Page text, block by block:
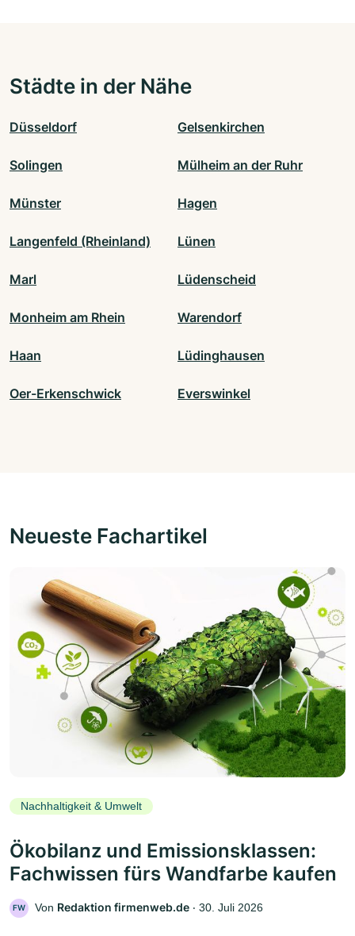
Städte in der Nähe
Düsseldorf Gelsenkirchen
Solingen Mülheim an der Ruhr
Münster Hagen
Langenfeld (Rheinland) Lünen
Marl Lüdenscheid
Monheim am Rhein Warendorf
Haan Lüdinghausen
Oer-Erkenschwick Everswinkel
Neueste Fachartikel
Nachhaltigkeit & Umwelt
Ökobilanz und Emissionsklassen:
Fachwissen fürs Wandfarbe kaufen
FW Von Redaktion firmenweb.de ‧ 30. Juli 2026